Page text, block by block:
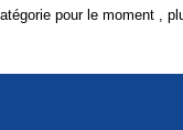
pour le moment ,